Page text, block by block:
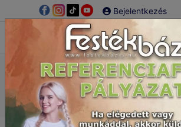
Bejelentkezés
COROR - A fémre
Főoldal COROR - A fémre